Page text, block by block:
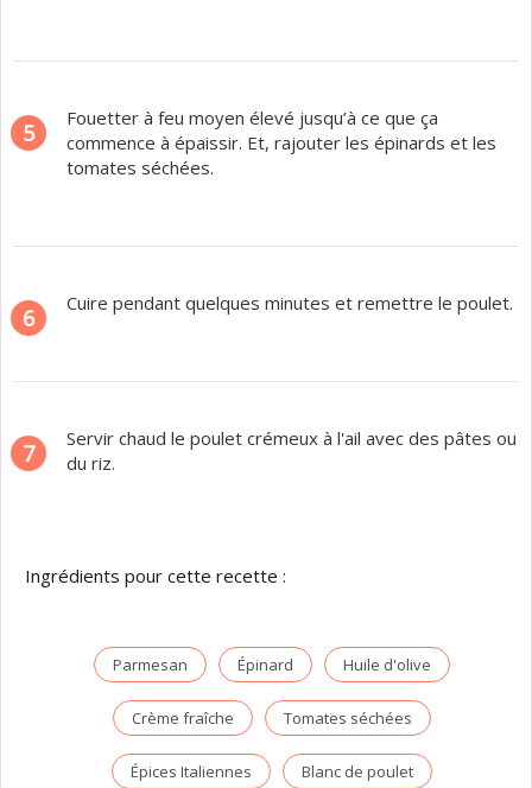
5
Fouetter à feu moyen élevé jusqu’à ce que ça
commence à épaissir. Et, rajouter les épinards et les
tomates séchées.
6
Cuire pendant quelques minutes et remettre le poulet.
7
Servir chaud le poulet crémeux à l'ail avec des pâtes ou
du riz.
Ingrédients pour cette recette :
Parmesan Épinard Huile d'olive
Crème fraîche Tomates séchées
Épices Italiennes Blanc de poulet